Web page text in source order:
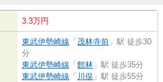
3.3万円
東武伊勢崎線 「 茂林寺前 」駅 徒歩30
分
東武伊勢崎線 「 館林 」駅 徒歩35分
東武伊勢崎線 「 川俣 」駅 徒歩55分